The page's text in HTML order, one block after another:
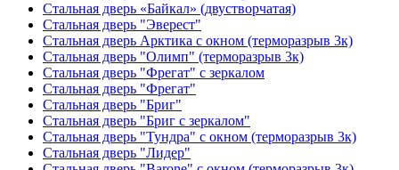
Стальная дверь «Байкал» (двустворчатая)
Стальная дверь "Эверест"
Стальная дверь Арктика с окном (терморазрыв 3к)
Стальная дверь "Олимп" (терморазрыв 3к)
Стальная дверь "Фрегат" с зеркалом
Стальная дверь "Фрегат"
Стальная дверь "Бриг"
Стальная дверь "Бриг с зеркалом"
Стальная дверь "Тундра" с окном (терморазрыв 3к)
Стальная дверь "Лидер"